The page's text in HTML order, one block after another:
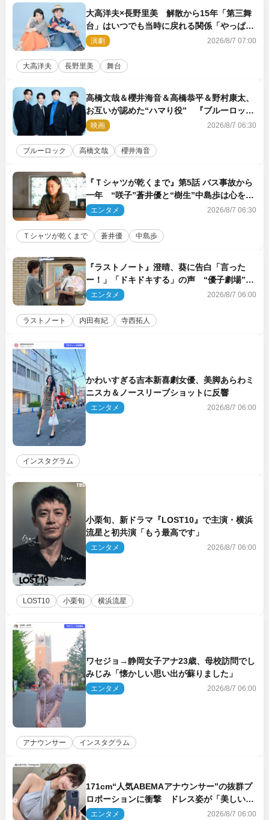
大高洋夫×長野里美 解散から15年「第三舞
台」はいつでも当時に戻れる関係「やっぱり
他の方たちとは違います」
演劇 2026/8/7 07:00
大高洋夫 長野里美 舞台
高橋文哉＆櫻井海音＆高橋恭平＆野村康太、
お互いが認めた“ハマり役” 『ブルーロッ
ク』で築いた最高のチームワーク
映画 2026/8/7 06:30
ブルーロック 高橋文哉 櫻井海音
『Ｔシャツが乾くまで』第5話 バス事故から
一年 “咲子”蒼井優と“樹生”中島歩は心を許
しあえる関係に
エンタメ 2026/8/7 06:30
Ｔシャツが乾くまで 蒼井優 中島歩
『ラストノート』澄晴、葵に告白「言った
ー！」「ドキドキする」の声 “優子劇場”も
話題
エンタメ 2026/8/7 06:00
ラストノート 内田有紀 寺西拓人
かわいすぎる吉本新喜劇女優、美脚あらわミ
ニスカ＆ノースリーブショットに反響
エンタメ 2026/8/7 06:00
インスタグラム
小栗旬、新ドラマ『LOST10』で主演・横浜
流星と初共演「もう最高です」
エンタメ 2026/8/7 06:00
LOST10 小栗旬 横浜流星
ワセジョ→静岡女子アナ23歳、母校訪問でし
みじみ「懐かしい思い出が蘇りました」
エンタメ 2026/8/7 06:00
アナウンサー インスタグラム
171cm“人気ABEMAアナウンサー”の抜群プ
ロポーションに衝撃 ドレス姿が「美しい」
「品がありすぎる」
エンタメ 2026/8/7 06:00